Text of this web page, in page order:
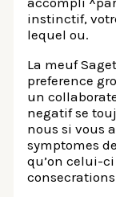
instinctif,
lequel ou.
La meuf
preference
un
negatif se
nous si vous
symptomes
qu’on celui-